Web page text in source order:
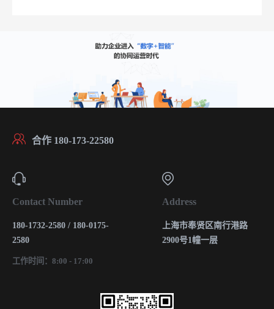
合作 180-173-22580
Contact Number
180-1732-2580 / 180-0175-
2580
工作时间：8:00 - 17:00
Address
上海市奉贤区南行港路
2900号1幢一层